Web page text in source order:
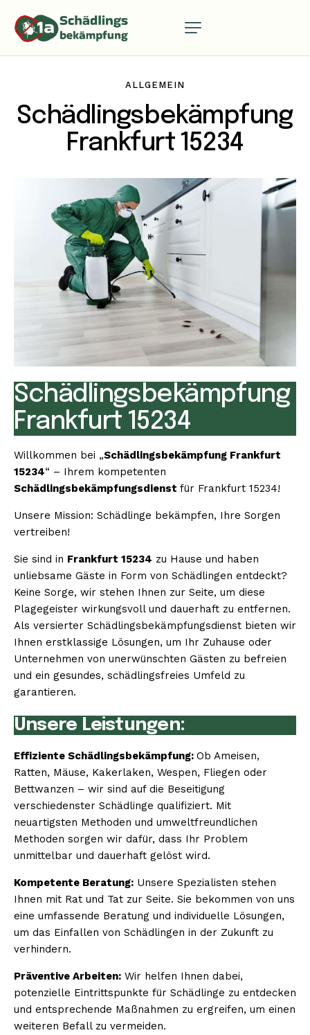
ALLGEMEIN
Schädlingsbekämpfung
Frankfurt 15234
Schädlingsbekämpfung
Frankfurt 15234
Willkommen bei „Schädlingsbekämpfung Frankfurt
15234“ – Ihrem kompetenten
Schädlingsbekämpfungsdienst für Frankfurt 15234!
Unsere Mission: Schädlinge bekämpfen, Ihre Sorgen
vertreiben!
Sie sind in Frankfurt 15234 zu Hause und haben
unliebsame Gäste in Form von Schädlingen entdeckt?
Keine Sorge, wir stehen Ihnen zur Seite, um diese
Plagegeister wirkungsvoll und dauerhaft zu entfernen.
Als versierter Schädlingsbekämpfungsdienst bieten wir
Ihnen erstklassige Lösungen, um Ihr Zuhause oder
Unternehmen von unerwünschten Gästen zu befreien
und ein gesundes, schädlingsfreies Umfeld zu
garantieren.
Unsere Leistungen:
Effiziente Schädlingsbekämpfung: Ob Ameisen,
Ratten, Mäuse, Kakerlaken, Wespen, Fliegen oder
Bettwanzen – wir sind auf die Beseitigung
verschiedenster Schädlinge qualifiziert. Mit
neuartigsten Methoden und umweltfreundlichen
Methoden sorgen wir dafür, dass Ihr Problem
unmittelbar und dauerhaft gelöst wird.
Kompetente Beratung: Unsere Spezialisten stehen
Ihnen mit Rat und Tat zur Seite. Sie bekommen von uns
eine umfassende Beratung und individuelle Lösungen,
um das Einfallen von Schädlingen in der Zukunft zu
verhindern.
Präventive Arbeiten: Wir helfen Ihnen dabei,
potenzielle Eintrittspunkte für Schädlinge zu entdecken
und entsprechende Maßnahmen zu ergreifen, um einen
weiteren Befall zu vermeiden.